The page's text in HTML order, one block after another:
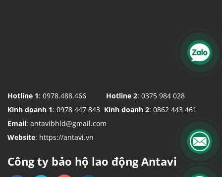
Hotline 1: 0978.488.466 Hotline 2: 0375 984 028
Kinh doanh 1: 0978 447 843 Kinh doanh 2: 0862 443 461
Email: antavibhld@gmail.com
Website: https://antavi.vn
Công ty bảo hộ lao động Antavi